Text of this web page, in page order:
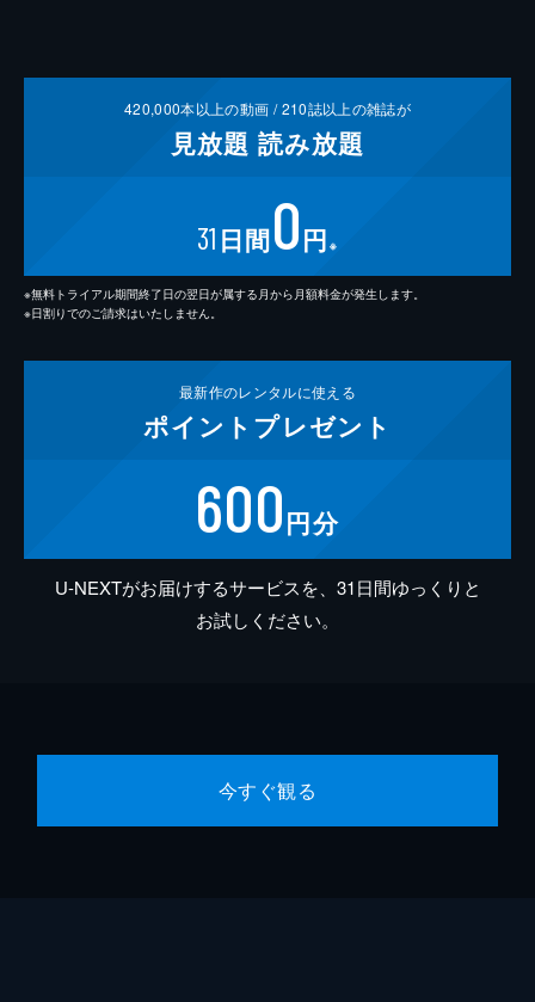
420,000本以上の動画 /210誌以上の雑誌が
見放題 読み放題
31 日間0円 ※
※無料トライアル期間終了日の翌日が属する月から月額料金が発生します。
※日割りでのご請求はいたしません。
最新作のレンタルに使える
ポイント プレゼント
600円分
U-NEXTがお届けするサービスを、31日間ゆっくりと
お試しください。
今すぐ観る